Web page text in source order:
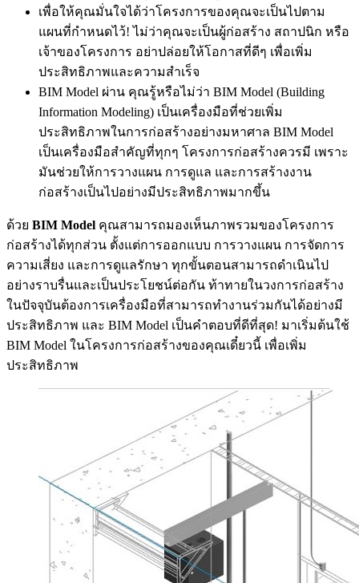
เพื่อให้คุณมั่นใจได้ว่าโครงการของคุณจะเป็นไปตาม
แผนที่กำหนดไว้! ไม่ว่าคุณจะเป็นผู้ก่อสร้าง สถาปนิก หรือ
เจ้าของโครงการ อย่าปล่อยให้โอกาสที่ดีๆ เพื่อเพิ่ม
ประสิทธิภาพและความสำเร็จ
BIM Model ผ่าน คุณรู้หรือไม่ว่า BIM Model (Building
Information Modeling) เป็นเครื่องมือที่ช่วยเพิ่ม
ประสิทธิภาพในการก่อสร้างอย่างมหาศาล BIM Model
เป็นเครื่องมือสำคัญที่ทุกๆ โครงการก่อสร้างควรมี เพราะ
มันช่วยให้การวางแผน การดูแล และการสร้างงาน
ก่อสร้างเป็นไปอย่างมีประสิทธิภาพมากขึ้น
ด้วย BIM Model คุณสามารถมองเห็นภาพรวมของโครงการ
ก่อสร้างได้ทุกส่วน ตั้งแต่การออกแบบ การวางแผน การจัดการ
ความเสี่ยง และการดูแลรักษา ทุกขั้นตอนสามารถดำเนินไป
อย่างราบรื่นและเป็นประโยชน์ต่อกัน ท้าทายในวงการก่อสร้าง
ในปัจจุบันต้องการเครื่องมือที่สามารถทำงานร่วมกันได้อย่างมี
ประสิทธิภาพ และ BIM Model เป็นคำตอบที่ดีที่สุด! มาเริ่มต้นใช้
BIM Model ในโครงการก่อสร้างของคุณเดี๋ยวนี้ เพื่อเพิ่ม
ประสิทธิภาพ